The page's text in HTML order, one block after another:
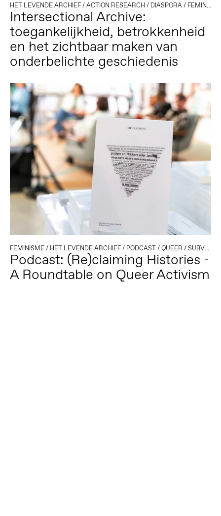
HET LEVENDE ARCHIEF/ACTION RESEARCH / DIASPORA/ FEMINISME
Intersectional Archive:
toegankelijkheid, betrokkenheid
en het zichtbaar maken van
onderbelichte geschiedenis
FEMINISME/ HET LEVENDE ARCHIEF/ PODCAST/QUEER /SUBVERSIVE PUBLISHING
Podcast: (Re)claiming Histories -
A Roundtable on Queer Activism